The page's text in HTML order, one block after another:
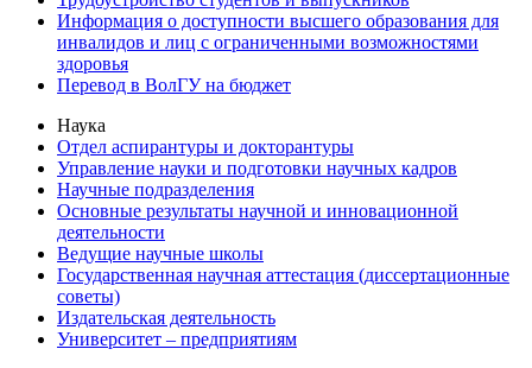
Информация о доступности высшего образования для
инвалидов и лиц с ограниченными возможностями
здоровья
Перевод в ВолГУ на бюджет
Наука
Отдел аспирантуры и докторантуры
Управление науки и подготовки научных кадров
Научные подразделения
Основные результаты научной и инновационной
деятельности
Ведущие научные школы
Государственная научная аттестация (диссертационные
советы)
Издательская деятельность
Университет – предприятиям